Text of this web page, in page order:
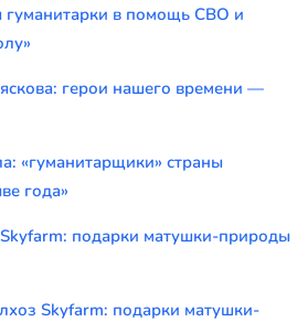
гуманитарки в помощь СВО и
герои нашего времени —
«гуманитарщики» страны
года»
подарки матушки-природы
Skyfarm: подарки матушки-